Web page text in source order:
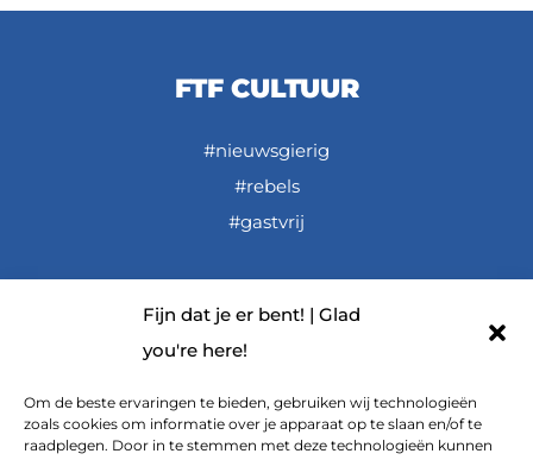
Fijn dat je er bent! | Glad
you're here!
Om de beste ervaringen te bieden, gebruiken wij technologieën
zoals cookies om informatie over je apparaat op te slaan en/of te
raadplegen. Door in te stemmen met deze technologieën kunnen
FTF CULTUUR
#nieuwsgierig
#rebels
#gastvrij
FTF De Podcast
FTF op YouTube